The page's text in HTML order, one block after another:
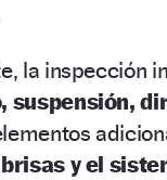
la inspección
suspensión,
y el